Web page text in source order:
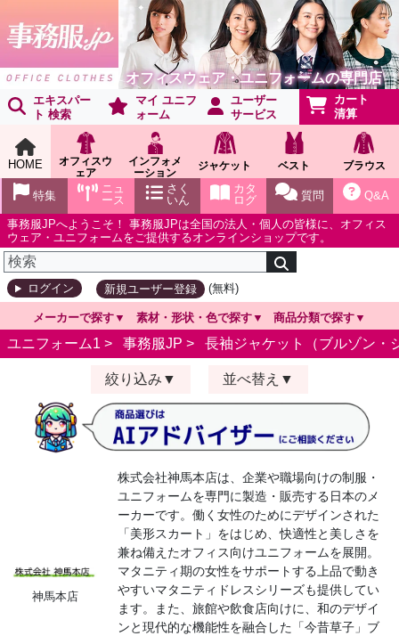
オフィスウェア・ユニフォームの専門店
エキスパー
ト 検索
マイ ユニフ
ォーム
ユーザー
サービス
カート
清算
HOME
オフィスウ
ェア
インフォメ
ーション
ショールー
ム
ジャケット ベスト ブラウス
Q&A
質問
カタ
ログ
さく
いん
ニュ
ース
特集
事務服JPへようこそ！ 事務服JPは全国の法人・個人の皆様に、オフィス
ウェア・ユニフォームをご提供するオンラインショップです。
ログイン 新規ユーザー登録 (無料)
メーカーで探す 素材・形状・色で探す 商品分類で探す
ユニフォーム1 > 事務服JP > 長袖ジャケット（ブルゾン・
絞り込み 並べ替え
神馬本店
株式会社神馬本店は、企業や職場向けの制服・
ユニフォームを専門に製造・販売する日本のメ
ーカーです。働く女性のためにデザインされた
「美形スカート」をはじめ、快適性と美しさを
兼ね備えたオフィス向けユニフォームを展開。
マタニティ期の女性をサポートする上品で動き
やすいマタニティドレスシリーズも提供してい
ます。また、旅館や飲食店向けに、和のデザイ
ンと現代的な機能性を融合した「今昔草子」ブ